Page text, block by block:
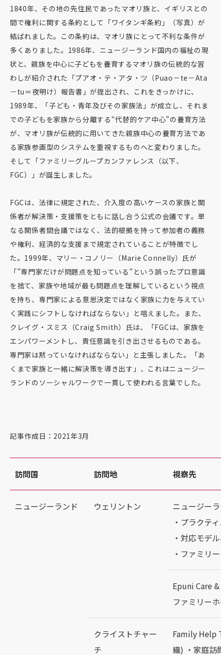
1840年、その地の先住民であったマオリ族と、イギリスとの
間で権利に関する条約として「ワイタンギ条約」（写真）が
結ばれました。この条約は、マオリ族にとって不利な条件が
多くありました。1986年、ニュージーランド国内の福祉の現
状と、親族を中心に子どもを養育するマオリ族の伝統的な習
わしが紹介された「プアオ・テ・アタ・ツ（Puao－te－Ata
－tu＝夜明け）報告書」が提出され、これをきっかけに、
1989年、「子ども・青年及びその家族法」が成立し、それま
での子どもを家族から分離する“代替的ケア中心”の養育方法
が、マオリ族が伝統的に用いてきた親族中心の養育方法であ
る家族参画型のシステムを重視するものへと変わりました。
そして「ファミリーグループカンファレンス（以下、
FGC）」が誕生しました。
FGCは、法律に規定された、介入度の高いケースの家族と関
係者が解決策・支援策をともに話し合う公式の会議です。単
なる関係者間会議ではなく、法的根拠を持って参加者の義務
や権利、経済的な支援まで規定されていることが特徴でし
た。1999年、マリー・コノリー（Marie Connelly）氏が
「”専門家だけが問題点を知っている”という誤ったプロ意識
を捨て、家族や地域が最も問題点を理解しているという視点
を持ち、専門家による意思決定ではなく家族に力を与えてい
く実践にシフトしなければならない」と唱えました。また、
クレイグ・スミス（Craig Smith）氏は、「FGCは、家族を
エンパワーメントし、責任意識を引き出させるものである。
専門家は黙っていなければならない」と主張しました。「あ
くまで家族と一緒に解決策を導き出す」、これはニュージー
ランドのソーシャルワークで一貫して使われる言葉でした。
記事作成日：2021年3月
訪問国 訪問地 視察先
ニュージーランド ウェリントン
ニュージー
・プラクテ
・対応モデ
・ファミリ
Epuni Care
ファミリー
クライストチャー
チ
Family Help
織) ・家庭訪